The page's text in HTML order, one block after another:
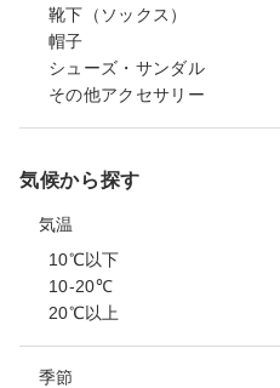
靴下（ソックス）
帽子
シューズ・サンダル
その他アクセサリー
気候から探す
気温
10℃以下
10-20℃
20℃以上
季節